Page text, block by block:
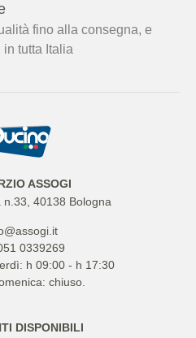
fino alla consegna, e
tutta Italia
ASSOGI
n.33, 40138 Bologna
0339269
h 09:00 - h 17:30
chiuso.
DISPONIBILI